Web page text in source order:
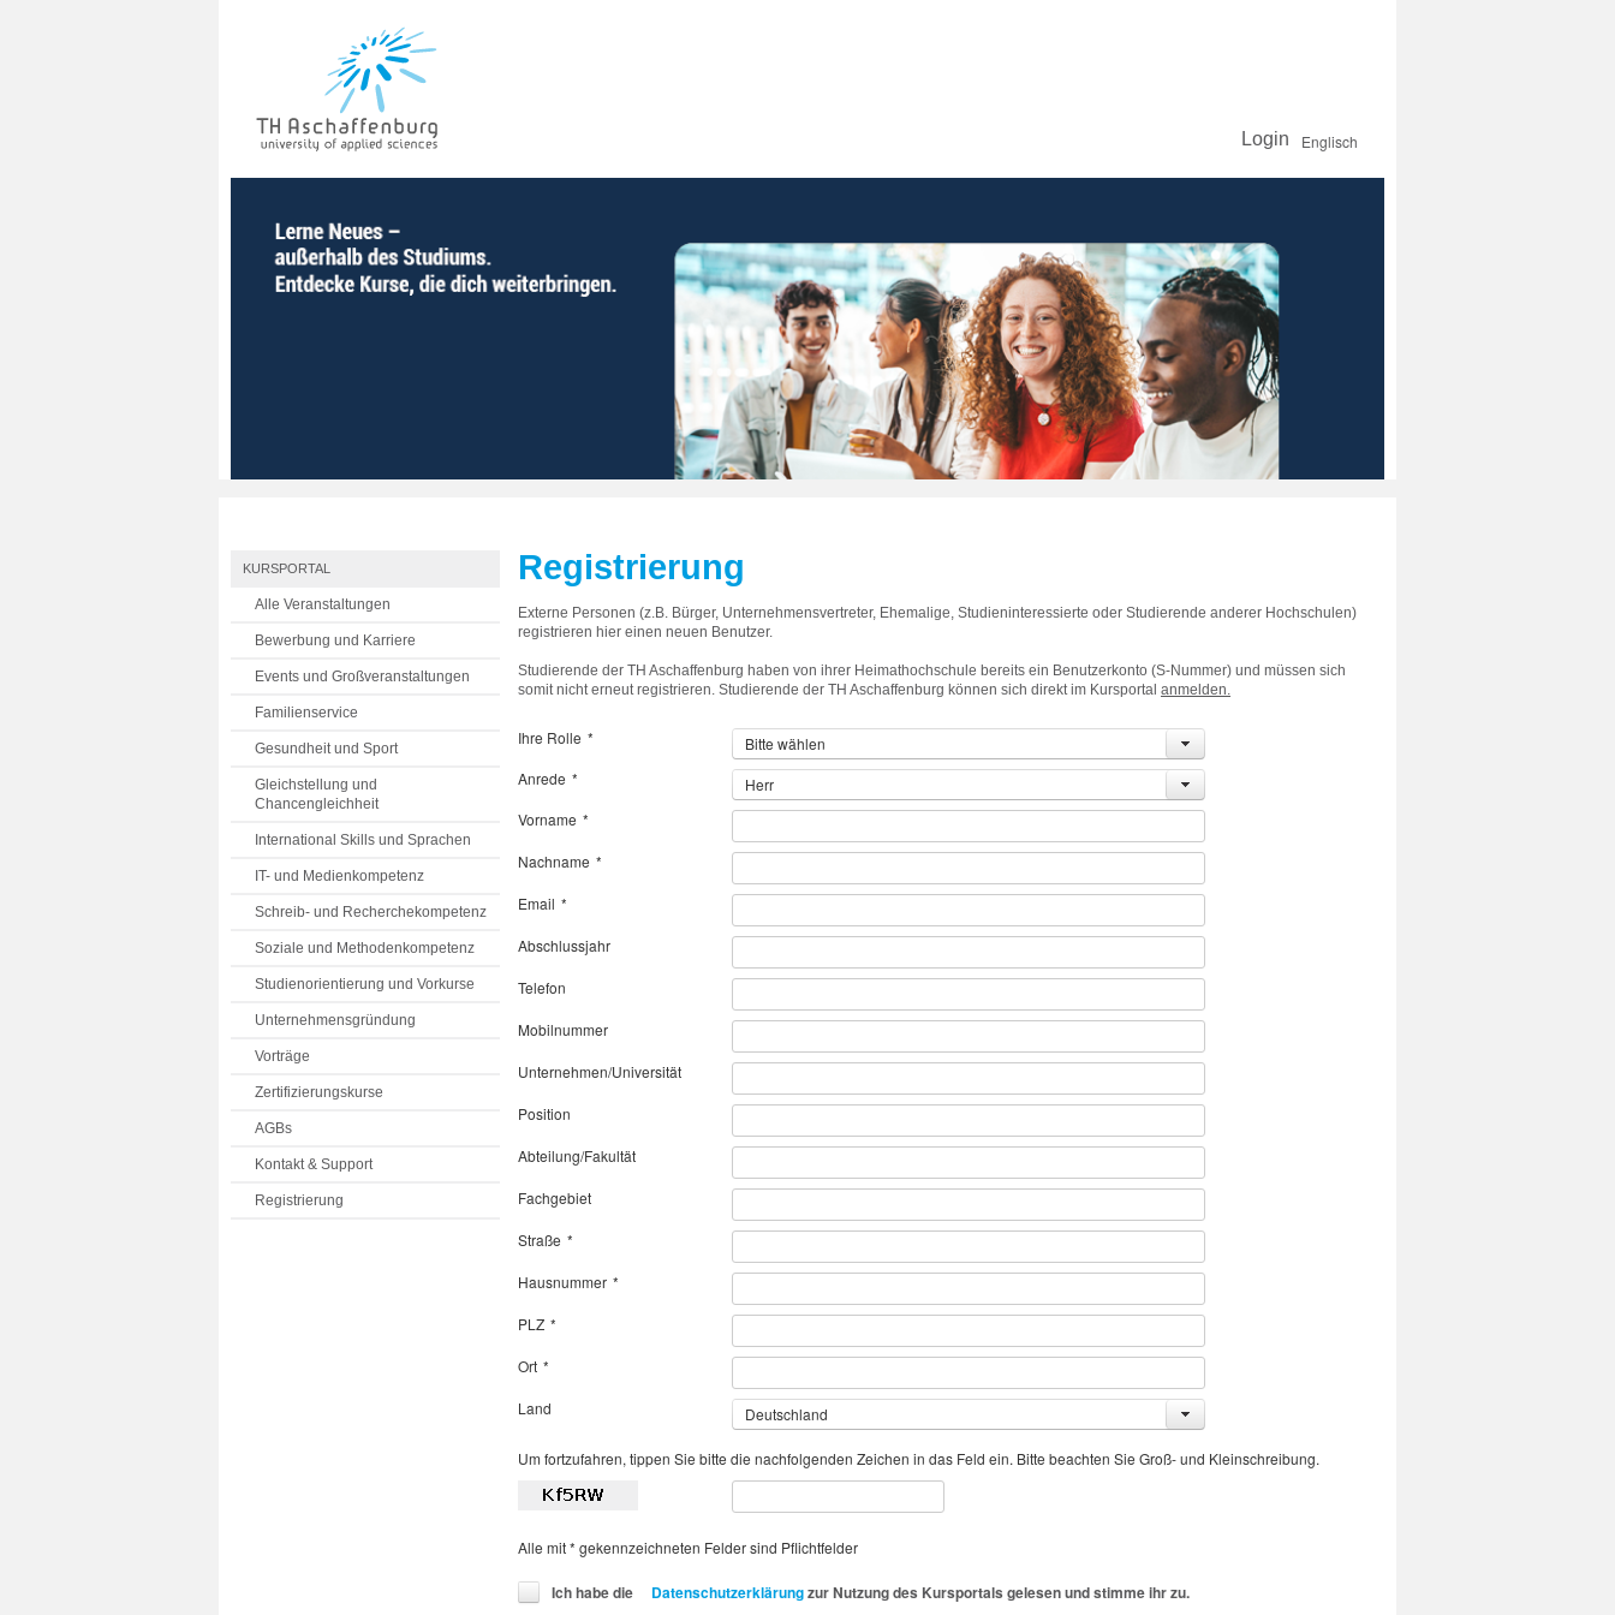
Aschaffenburg
Applied
Sciences
Englisch
Login
KURSPORTAL
Alle Veranstaltungen
Bewerbung und Karriere
Events und Großveranstaltungen
Familienservice
Gesundheit und Sport
Gleichstellung und
Chancengleichheit
International Skills und Sprachen
IT- und Medienkompetenz
Schreib- und Recherchekompetenz
Soziale und Methodenkompetenz
Studienorientierung und Vorkurse
Unternehmensgründung
Vorträge
Zertifizierungskurse
AGBs
Kontakt & Support
Registrierung
Registrierung
Externe Personen (z.B. Bürger, Unternehmensvertreter, Ehemalige, Studieninteressierte oder Studierende anderer Hochschulen)
registrieren hier einen neuen Benutzer.
Studierende der TH Aschaffenburg haben von ihrer Heimathochschule bereits ein Benutzerkonto (S-Nummer) und müssen sich
somit nicht erneut registrieren. Studierende der TH Aschaffenburg können sich direkt im Kursportal anmelden.
Ihre Rolle *
Bitte wählen
Anrede *
Herr
Vorname *
Nachname *
Email *
Abschlussjahr
Telefon
Mobilnummer
Unternehmen/Universität
Position
Abteilung/Fakultät
Fachgebiet
Straße *
Hausnummer *
PLZ *
Ort *
Land Deutschland
Um fortzufahren, tippen Sie bitte die nachfolgenden Zeichen in das Feld ein. Bitte beachten Sie Groß- und Kleinschreibung.
Alle mit * gekennzeichneten Felder sind Pflichtfelder
Ich habe die Datenschutzerklärungzur Nutzung des Kursportals gelesen und stimme ihr zu.